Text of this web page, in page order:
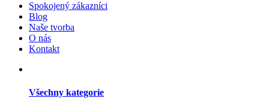
Spokojený zákazníci
Blog
Naše tvorba
O nás
Kontakt
Všechny kategorie